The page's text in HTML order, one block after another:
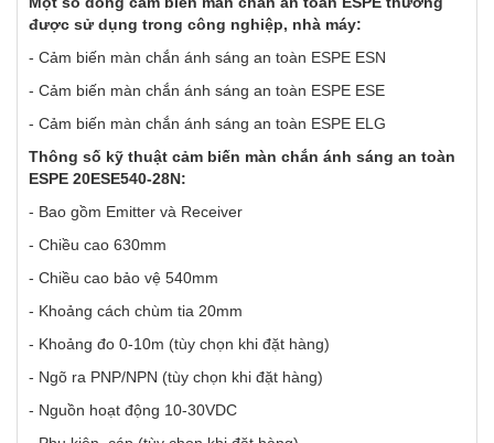
được sử dụng trong công nghiệp, nhà máy:
- Cảm biến màn chắn ánh sáng an toàn ESPE ESN
- Cảm biến màn chắn ánh sáng an toàn ESPE ESE
- Cảm biến màn chắn ánh sáng an toàn ESPE ELG
Thông số kỹ thuật cảm biến màn chắn ánh sáng an toàn
ESPE 20ESE540-28N:
- Bao gồm Emitter và Receiver
- Chiều cao 630mm
- Chiều cao bảo vệ 540mm
- Khoảng cách chùm tia 20mm
- Khoảng đo 0-10m (tùy chọn khi đặt hàng)
- Ngõ ra PNP/NPN (tùy chọn khi đặt hàng)
- Nguồn hoạt động 10-30VDC